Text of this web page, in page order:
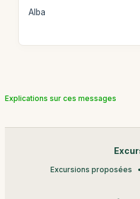
Alba
Explications sur ces messages
Excursions proposées